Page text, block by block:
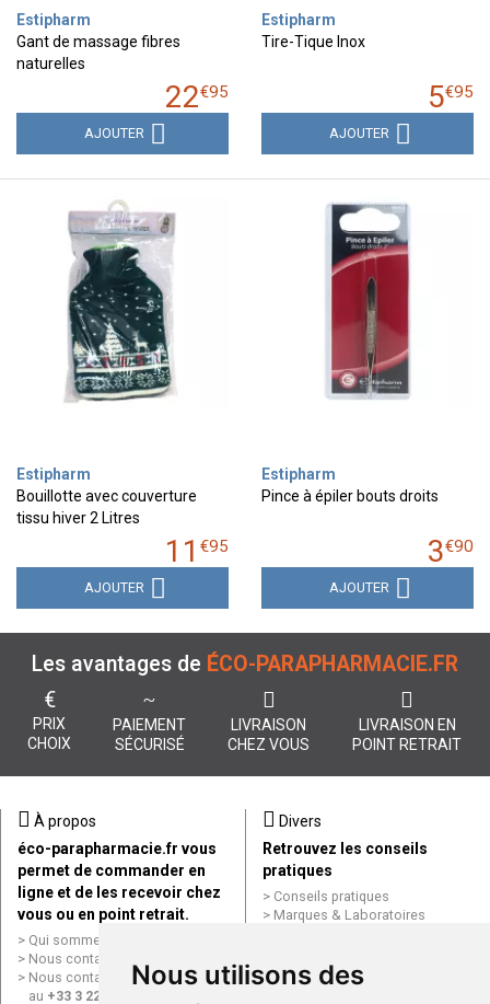
Nous utilisons des
Estipharm
Gant de massage fibres
naturelles
22€95
AJOUTER
Estipharm
Tire-Tique Inox
5€95
AJOUTER
Estipharm
Bouillotte avec couverture
tissu hiver 2 Litres
11 €95
AJOUTER
Estipharm
Pince à épiler bouts droits
3€90
AJOUTER
Les avantages de ÉCO-PARAPHARMACIE.FR
€
PRIX
CHOIX
PAIEMENT
SÉCURISÉ
LIVRAISON
CHEZ VOUS
LIVRAISON EN
POINT RETRAIT
À propos
éco-parapharmacie.fr vous
permet de commander en
ligne et de les recevoir chez
vous ou en point retrait.
Qui sommes nous ?
Nous contacter par e-mail
Nous contacter par téléphone
au +33 3 22 71 64 10
Divers
Retrouvez les conseils
pratiques
Conseils pratiques
Marques & Laboratoires
Mentions légales
Données personnelles